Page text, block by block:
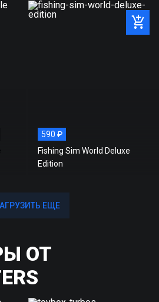
590 ₽
Fishing Sim World Deluxe
Edition
ЕЩЕ
ЕЩЕ
ОТ